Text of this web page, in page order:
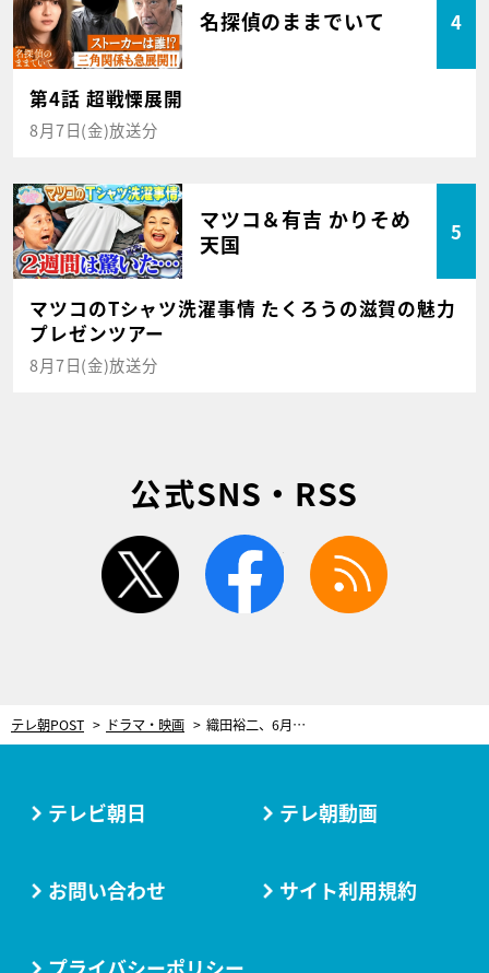
名探偵のままでいて 4
第4話 超戦慄展開
8月7日(金)放送分
マツコ＆有吉 かりそめ
天国
5
マツコのTシャツ洗濯事情 たくろうの滋賀の魅力
プレゼンツアー
8月7日(金)放送分
公式SNS・RSS
twitter facebook
テレ朝POST ドラマ・映画 織田裕二、6月放送『ダブルエッジ～甦った男』で元捜査一課のエースに！ヒロインは小野花梨
テレビ朝日 テレ朝動画
お問い合わせ サイト利用規約
プライバシーポリシー